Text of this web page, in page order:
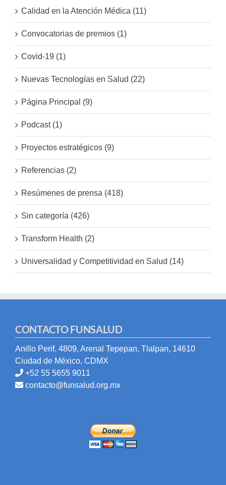
Calidad en la Atención Médica (11)
Convocatorias de premios (1)
Covid-19 (1)
Nuevas Tecnologías en Salud (22)
Página Principal (9)
Podcast (1)
Proyectos estratégicos (9)
Referencias (2)
Resúmenes de prensa (418)
Sin categoría (426)
Transform Health (2)
Universalidad y Competitividad en Salud (14)
CONTACTO FUNSALUD
Anillo Perif. 4809, Arenal Tepepan, Tlalpan, 14610
Ciudad de México, CDMX
+52 55 5655 9011
contacto@funsalud.org.mx